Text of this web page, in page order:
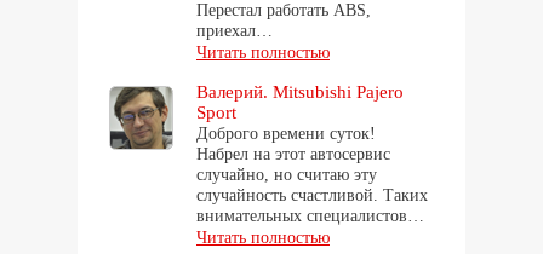
Перестал работать ABS,
приехал…
Читать полностью
Валерий. Mitsubishi Pajero
Sport
Доброго времени суток!
Набрел на этот автосервис
случайно, но считаю эту
случайность счастливой. Таких
внимательных специалистов…
Читать полностью